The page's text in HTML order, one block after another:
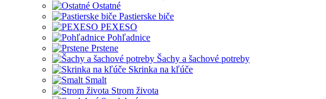
Ostatné
Pastierske biče
PEXESO
Pohľadnice
Prstene
Šachy a šachové potreby
Skrinka na kľúče
Smalt
Strom života